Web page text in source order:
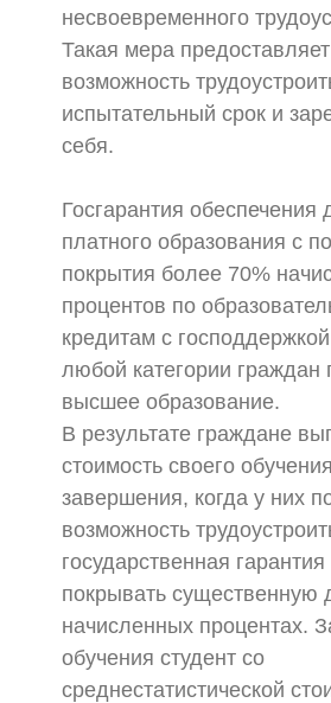
несвоевременного
Такая мера
возможность
испытательный срок и
себя.
Госгарантия обеспечения
платного образования с
покрытия более 70%
процентов по
кредитам с
любой категории граждан
высшее образование.
В результате граждане
стоимость своего
завершения, когда у них
возможность
государственная
покрывать существенную
начисленных процентах.
обучения студент со
среднестатистической